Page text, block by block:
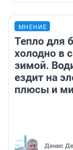
МНЕНИЕ
Тепло для
холодно в
зимой.
ездит на
плюсы и
Денис